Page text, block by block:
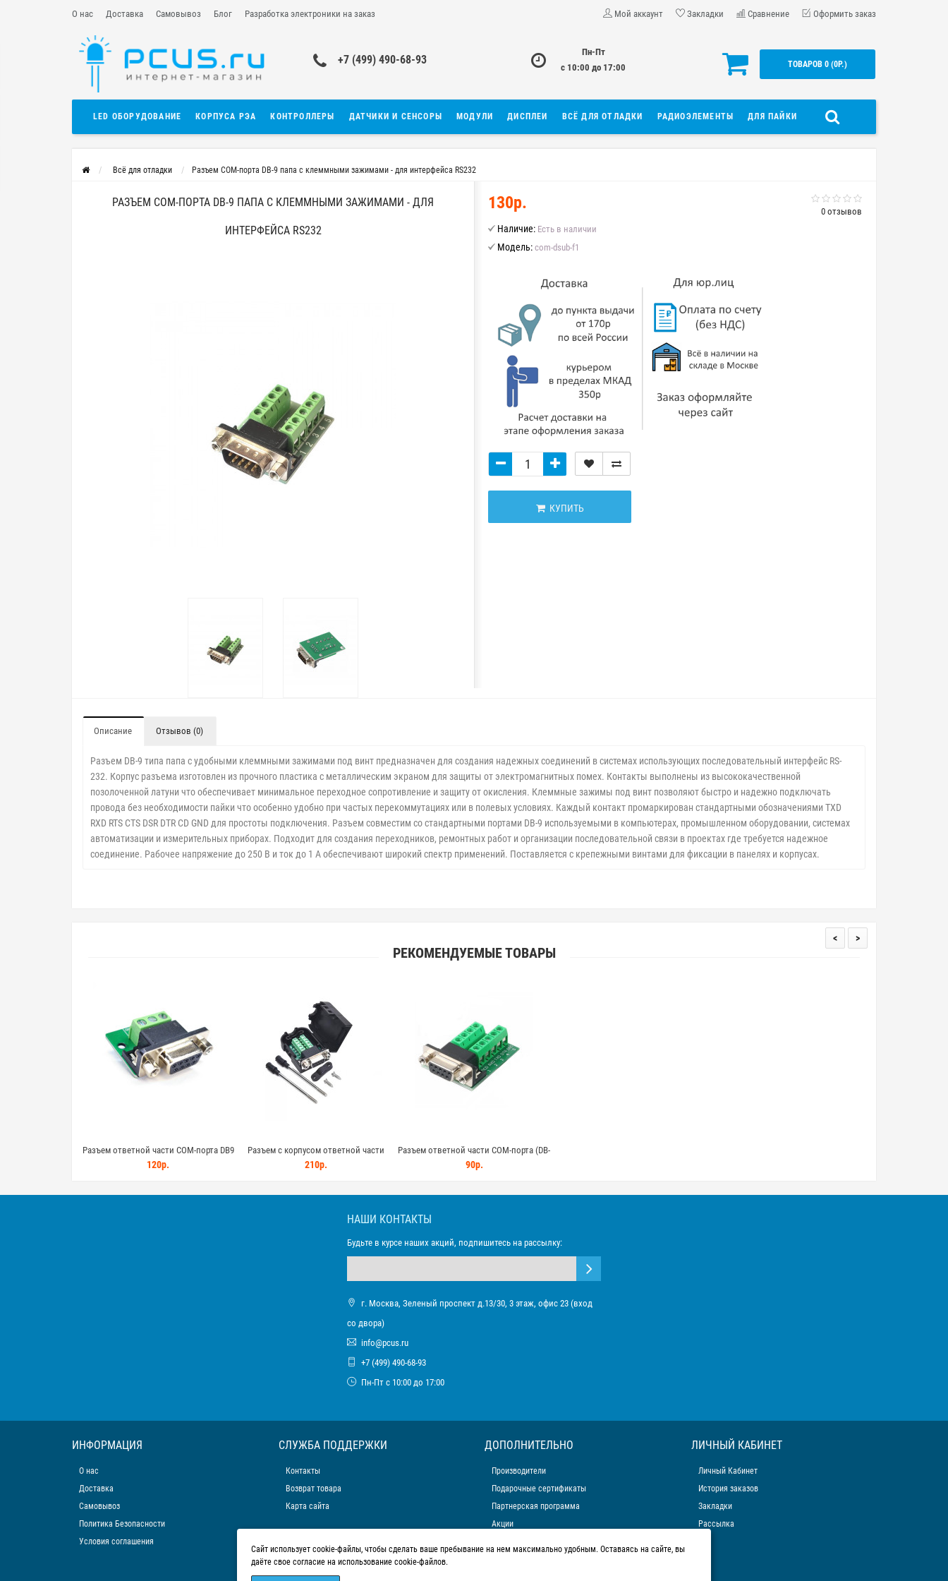
О нас Доставка Самовывоз Блог Разработка электроники на заказ Мой аккаунт Закладки Сравнение Оформить заказ
+7 (499) 490-68-93
Пн-Пт
с 10:00 до 17:00
ТОВАРОВ 0 (0Р.)
LED ОБОРУДОВАНИЕ КОРПУСА РЭА КОНТРОЛЛЕРЫ ДАТЧИКИ И СЕНСОРЫ МОДУЛИ ДИСПЛЕИ ВСЁ ДЛЯ ОТЛАДКИ РАДИОЭЛЕМЕНТЫ ДЛЯ ПАЙКИ
Всё для отладки Разъем COM-порта DB-9 папа с клеммными зажимами - для интерфейса RS232
РАЗЪЕМ COM-ПОРТА DB-9 ПАПА С КЛЕММНЫМИ ЗАЖИМАМИ - ДЛЯ
ИНТЕРФЕЙСА RS232
0 отзывов
130р.
Наличие: Есть в наличии
Модель: com-dsub-f1
КУПИТЬ
Описание Отзывов (0)
Разъем DB-9 типа папа с удобными клеммными зажимами под винт предназначен для создания надежных соединений в системах использующих последовательный интерфейс RS-
232. Корпус разъема изготовлен из прочного пластика с металлическим экраном для защиты от электромагнитных помех. Контакты выполнены из высококачественной
позолоченной латуни что обеспечивает минимальное переходное сопротивление и защиту от окисления. Клеммные зажимы под винт позволяют быстро и надежно подключать
провода без необходимости пайки что особенно удобно при частых перекоммутациях или в полевых условиях. Каждый контакт промаркирован стандартными обозначениями TXD
RXD RTS CTS DSR DTR CD GND для простоты подключения. Разъем совместим со стандартными портами DB-9 используемыми в компьютерах, промышленном оборудовании, системах
автоматизации и измерительных приборах. Подходит для создания переходников, ремонтных работ и организации последовательной связи в проектах где требуется надежное
соединение. Рабочее напряжение до 250 В и ток до 1 А обеспечивают широкий спектр применений. Поставляется с крепежными винтами для фиксации в панелях и корпусах.
РЕКОМЕНДУЕМЫЕ ТОВАРЫ
Разъем ответной части COM-порта DB9
(F) с клеммной колодкой на 3 контакта
120р.
Разъем c корпусом ответной части
COM-порта (DB-9, D-sub мама)
210р.
Разъем ответной части COM-порта (DB-
9, D-sub)
90р.
< >
НАШИ КОНТАКТЫ
Будьте в курсе наших акций, подпишитесь на рассылку:
г. Москва, Зеленый проспект д.13/30, 3 этаж, офис 23 (вход
со двора)
info@pcus.ru
+7 (499) 490-68-93
Пн-Пт с 10:00 до 17:00
ИНФОРМАЦИЯ
О нас
Доставка
Самовывоз
Политика Безопасности
Условия соглашения
СЛУЖБА ПОДДЕРЖКИ
Контакты
Возврат товара
Карта сайта
ДОПОЛНИТЕЛЬНО
Производители
Подарочные сертификаты
Партнерская программа
Акции
ЛИЧНЫЙ КАБИНЕТ
Личный Кабинет
История заказов
Закладки
Рассылка
Сайт использует cookie-файлы, чтобы сделать ваше пребывание на нем максимально удобным. Оставаясь на сайте, вы
даёте свое согласие на использование cookie-файлов.